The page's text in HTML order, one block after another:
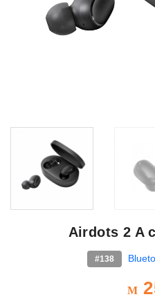
Airdots 2 A
#138
M